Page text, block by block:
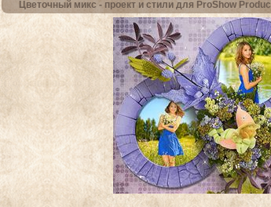
Цветочный микс - проект и стили для ProShow